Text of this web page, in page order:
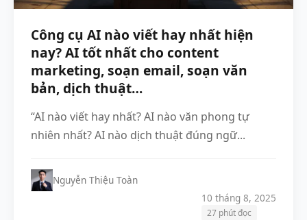
Công cụ AI nào viết hay nhất hiện
nay? AI tốt nhất cho content
marketing, soạn email, soạn văn
bản, dịch thuật…
“AI nào viết hay nhất? AI nào văn phong tự
nhiên nhất? AI nào dịch thuật đúng ngữ...
Nguyễn Thiệu Toàn
10 tháng 8, 2025
27 phút đọc